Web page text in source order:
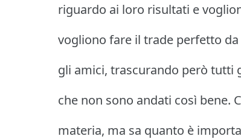
riguardo ai loro risultati e
vogliono fare il trade perfetto
gli amici, trascurando però tutti
che non sono andati così bene.
materia, ma sa quanto è